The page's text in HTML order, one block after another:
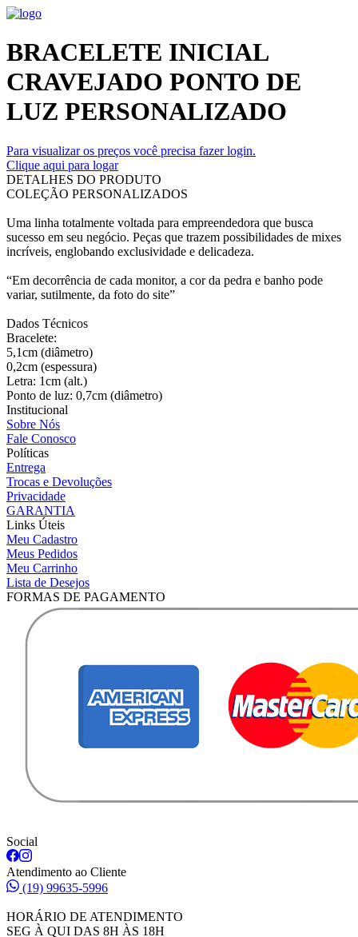
BRACELETE INICIAL
CRAVEJADO PONTO DE
LUZ PERSONALIZADO
Para visualizar os preços você precisa fazer login.
Clique aqui para logar
DETALHES DO PRODUTO
COLEÇÃO PERSONALIZADOS
Uma linha totalmente voltada para empreendedora que busca
sucesso em seu negócio. Peças que trazem possibilidades de mixes
incríveis, englobando exclusividade e delicadeza.
“Em decorrência de cada monitor, a cor da pedra e banho pode
variar, sutilmente, da foto do site”
Dados Técnicos
Bracelete:
5,1cm (diâmetro)
0,2cm (espessura)
Letra: 1cm (alt.)
Ponto de luz: 0,7cm (diâmetro)
Institucional
Sobre Nós
Fale Conosco
Políticas
Entrega
Trocas e Devoluções
Privacidade
GARANTIA
Links Úteis
Meu Cadastro
Meus Pedidos
Meu Carrinho
Lista de Desejos
FORMAS DE PAGAMENTO
Social
Atendimento ao Cliente
(19) 99635-5996
HORÁRIO DE ATENDIMENTO
SEG À QUI DAS 8H ÀS 18H